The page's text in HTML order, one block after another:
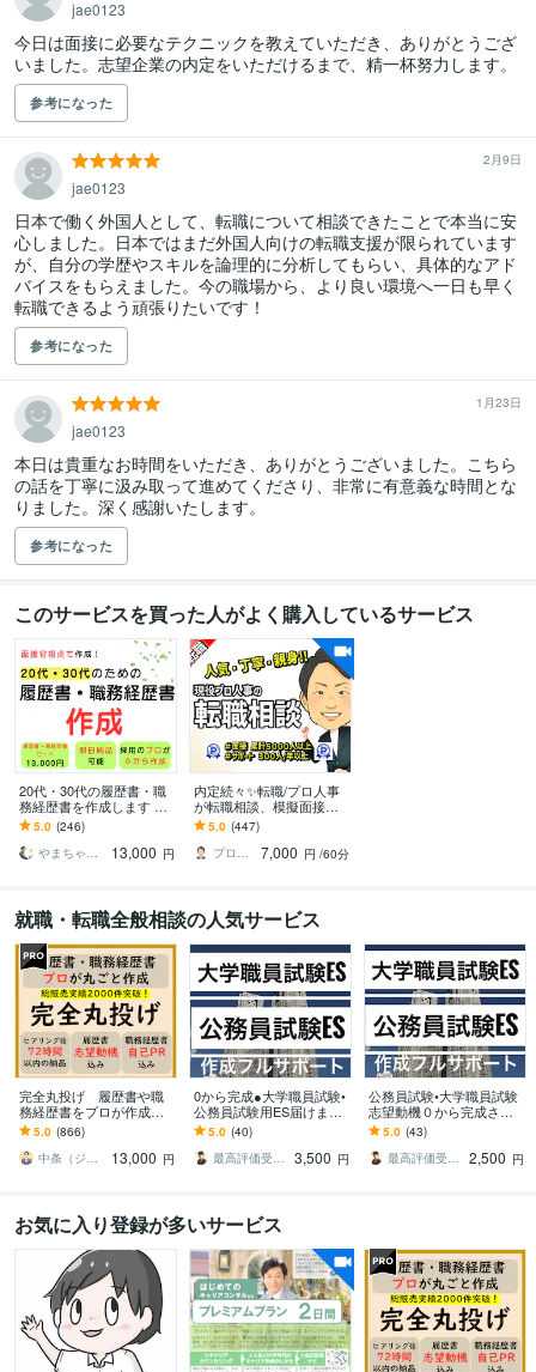
jae0123
今日は面接に必要なテクニックを教えていただき、ありがとうござ
いました。志望企業の内定をいただけるまで、精一杯努力します。
参考になった
2月9日
jae0123
日本で働く外国人として、転職について相談できたことで本当に安
心しました。日本ではまだ外国人向けの転職支援が限られています
が、自分の学歴やスキルを論理的に分析してもらい、具体的なアド
バイスをもらえました。今の職場から、より良い環境へ一日も早く
転職できるよう頑張りたいです！
参考になった
1月23日
jae0123
本日は貴重なお時間をいただき、ありがとうございました。こちら
の話を丁寧に汲み取って進めてくださり、非常に有意義な時間とな
りました。深く感謝いたします。
参考になった
このサービスを買った人がよく購入しているサービス
20代・30代の履歴書・職
務経歴書を作成します AI
には作れない"見せ方"で｜
元面接官が構成から作成
5.0 (246)
やまちゃ〜転職・就職支援〜
13,000 円
内定続々✨転職/プロ人事
が転職相談、模擬面接し
ます ★安心&実績プラチ
ナ★質問や相談は無制限
｜面接練習もOK！
5.0 (447)
プロ人事３段 さとう
7,000 円 /60分
就職・転職全般相談の人気サービス
完全丸投げ 履歴書や職
務経歴書をプロが作成し
ます ゼロから作成代行/ポ
イント解説付 総販売実
績2000件突破
5.0 (866)
中条（ジョインキャリアオフィス）
13,000 円
0から完成●大学職員試験•
公務員試験用ES届けます
合格多数最短1日●大学職
員試験•公務員•企業志望動
機自己PR
5.0 (40)
最高評価受賞プラチナランクライター桜
3,500 円
公務員試験•大学職員試験
志望動機０から完成させ
ます 合格多数最短1日●大
学職員試験•公務員•企業志
望動機自己PR
5.0 (43)
最高評価受賞プラチナランクライター桜
2,500 円
お気に入り登録が多いサービス